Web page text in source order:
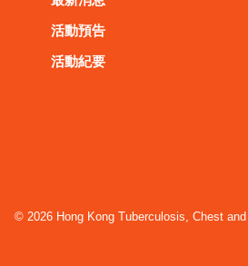
活動預告
活動紀要
© 2026 Hong Kong Tuberculosis, Chest